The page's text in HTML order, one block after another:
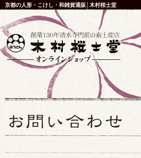
京都の人形・こけし・和雑貨通販│木村桜士堂